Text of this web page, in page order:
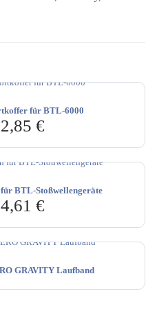
für BTL-6000
€
BTL-Stoßwellengeräte
€
GRAVITY Laufband